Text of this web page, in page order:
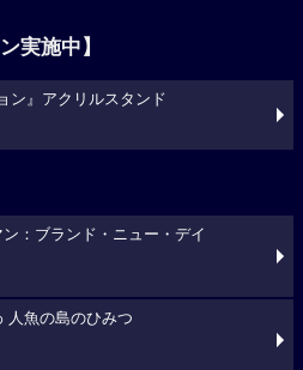
実施中】
ン』アクリルスタンド
：ブランド・ニュー・デイ
魚の島のひみつ